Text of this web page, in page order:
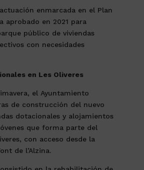
enmarcada en el Plan
aprobado en 2021 para
público de viviendas
con necesidades
en Les Oliveres
el Ayuntamiento
de construcción del nuevo
dotacionales y alojamientos
que forma parte del
con acceso desde la
de l’Alzina.